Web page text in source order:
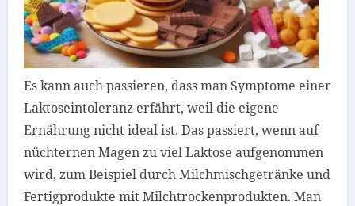
Es kann auch passieren, dass man Symptome einer
Laktoseintoleranz erfährt, weil die eigene
Ernährung nicht ideal ist. Das passiert, wenn auf
nüchternen Magen zu viel Laktose aufgenommen
wird, zum Beispiel durch Milchmischgetränke und
Fertigprodukte mit Milchtrockenprodukten. Man